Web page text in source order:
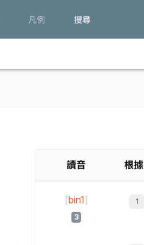
凡例 搜尋
讀音 根據
[bin1]
3